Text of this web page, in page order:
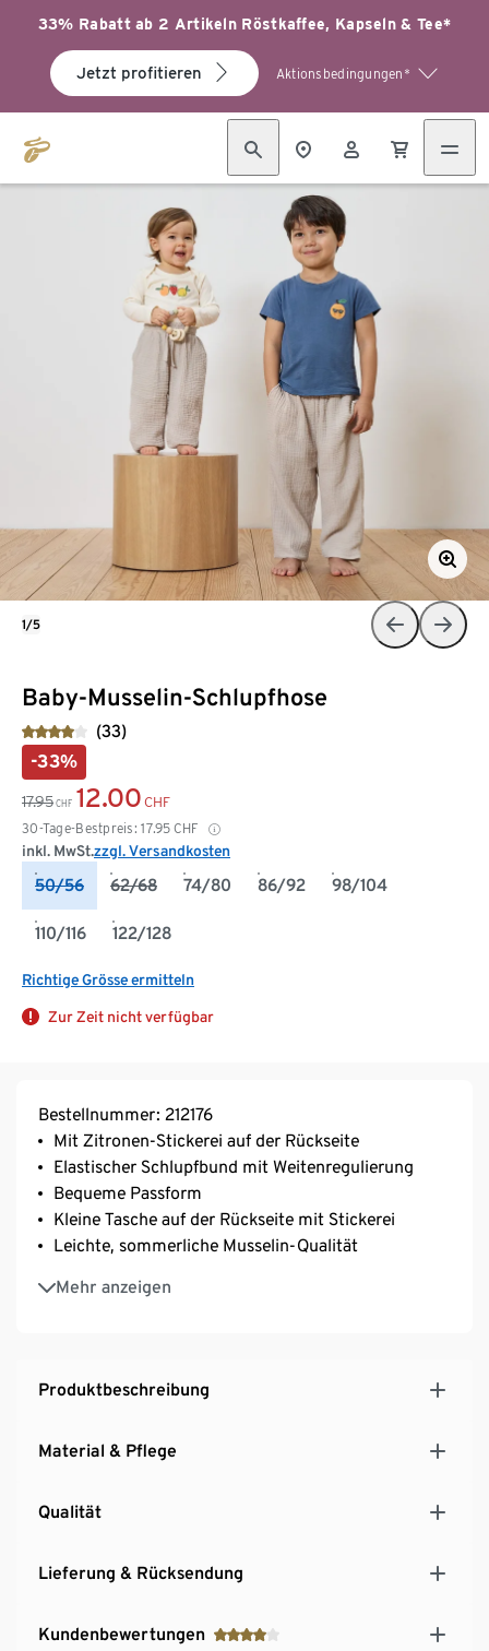
33% Rabatt ab 2 Artikeln Röstkaffee, Kapseln & Tee*
Jetzt profitieren Aktionsbedingungen*
Baby-Musselin-Schlupfhose
(33)
-33%
17.95 CHF 12.00 CHF
30-Tage-Bestpreis: 17.95 CHF
inkl. MwSt.zzgl. Versandkosten
50/56 62/68 74/80 86/92 98/104
110/116 122/128
Richtige Grösse ermitteln
Zur Zeit nicht verfügbar
1/5
Bestellnummer: 212176
Mit Zitronen-Stickerei auf der Rückseite
Elastischer Schlupfbund mit Weitenregulierung
Bequeme Passform
Kleine Tasche auf der Rückseite mit Stickerei
Leichte, sommerliche Musselin-Qualität
Mehr anzeigen
GOTS organic, zertifiziert durch CU 809415
Produktbeschreibung
Material & Pflege
Qualität
Lieferung & Rücksendung
Kundenbewertungen